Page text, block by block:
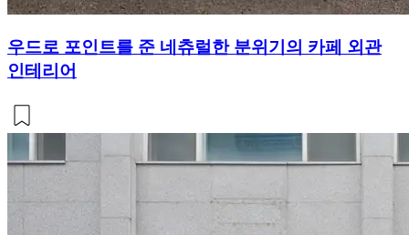
우드로 포인트를 준 네츄럴한 분위기의 카페 외관
인테리어